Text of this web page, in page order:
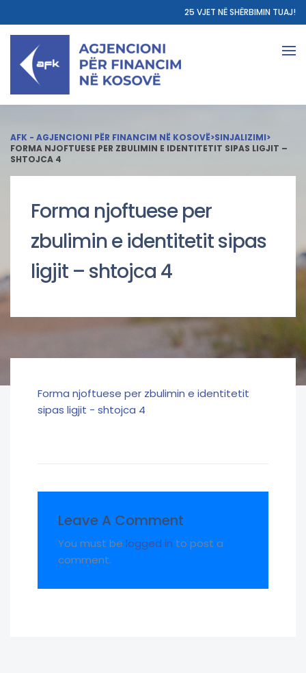
25 VJET NË SHËRBIMIN TUAJ!
AFK - AGJENCIONI PËR FINANCIM NË KOSOVË>SINJALIZIMI>
FORMA NJOFTUESE PER ZBULIMIN E IDENTITETIT SIPAS LIGJIT –
SHTOJCA 4
Forma njoftuese per
zbulimin e identitetit sipas
ligjit – shtojca 4
Forma njoftuese per zbulimin e identitetit
sipas ligjit - shtojca 4
Leave A Comment
You must be logged in to post a
comment.